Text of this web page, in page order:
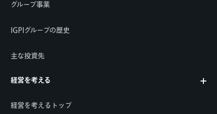
グループ事業
IGPIグループの歴史
主な投資先
経営を考える
経営を考えるトップ